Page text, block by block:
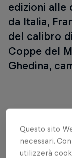
edizioni alle
da Italia,
del calibro
Coppe del
Ghedina,
Questo sito
necessari.
utilizzerà